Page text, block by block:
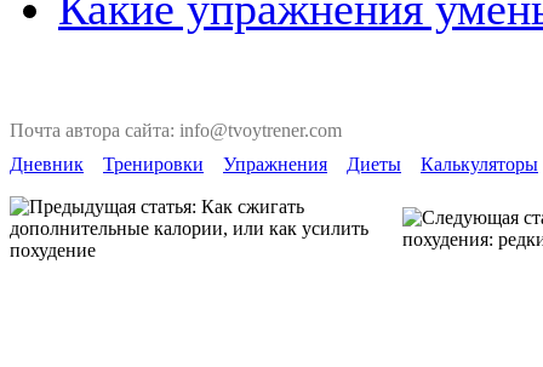
Почта автора сайта: info@tvoytrener.com
Дневник
Тренировки Упражнения Диеты Калькуляторы